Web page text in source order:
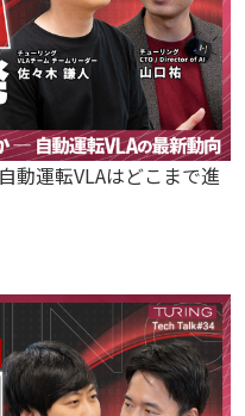
動運転VLAはどこまで進